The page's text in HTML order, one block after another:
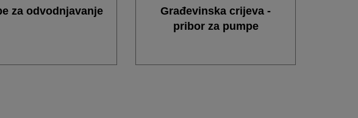
za odvodnjavanje
Građevinska crijeva -
pribor za pumpe